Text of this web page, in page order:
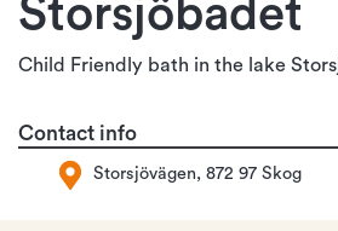
Storsjöbadet
Child Friendly bath in the lake
Contact info
Storsjövägen, 872 97 Skog